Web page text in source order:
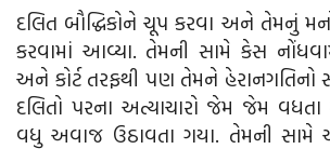
દલિત બૌદ્ધિકોને ચૂપ કરવા અને તેમનું
કરવામાં આવ્યા. તેમની સામે કેસ
અને કોર્ટ તરફથી પણ તેમને હેરાનગતિનો
દલિતો પરના અત્યાચારો જેમ જેમ
વધુ અવાજ ઉઠાવતા ગયા. તેમની સામે